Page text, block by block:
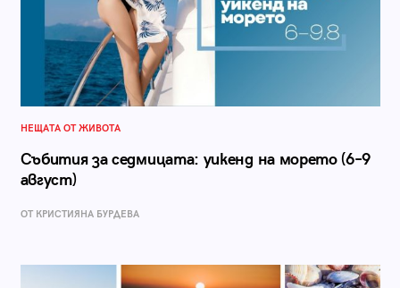
НЕЩАТА ОТ ЖИВОТА
Събития за седмицата: уикенд на морето (6–9
август)
ОТ КРИСТИЯНА БУРДЕВА